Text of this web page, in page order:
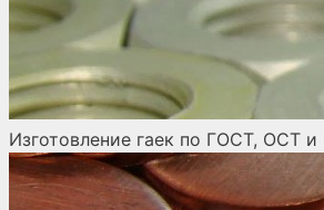
Изготовление гаек по ГОСТ, ОСТ